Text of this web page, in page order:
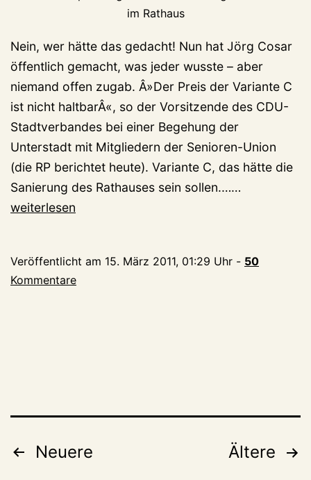
im Rathaus
Nein, wer hätte das gedacht! Nun hat Jörg Cosar
öffentlich gemacht, was jeder wusste – aber
niemand offen zugab. Â»Der Preis der Variante C
ist nicht haltbarÂ«, so der Vorsitzende des CDU-
Stadtverbandes bei einer Begehung der
Unterstadt mit Mitgliedern der Senioren-Union
(die RP berichtet heute). Variante C, das hätte die
Sanierung des Rathauses sein sollen.……
also
weiterlesen
Veröffentlicht am 15. März 2011, 01:29 Uhr - 50
Kommentare
Seitennummerierung
Neuere Ältere